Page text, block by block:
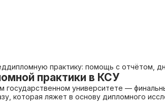
практику: помощь с отчётом,
практики в КСУ
государственном университете —
которая ляжет в основу дипломного